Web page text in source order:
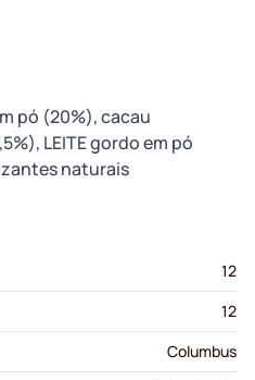
pó (20%), cacau
LEITE gordo em pó
naturais
12
12
Columbus